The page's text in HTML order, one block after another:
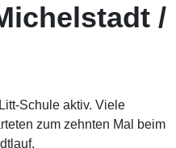
/
Schule aktiv. Viele
zum zehnten Mal beim